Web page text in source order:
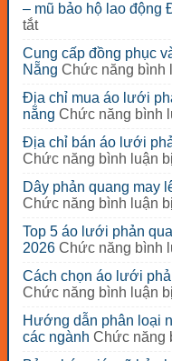
– mũ bảo hộ lao động
tắtở
phân
biệt
chất
lượng
các
loại
nón
hộ
lao
–
mũ
bảo
hộ
lao
động
Đà
Cung cấp đồng phục
Nẵng Chức năng bình
Địa chỉ mua áo lưới
nẵng Chức năng bình
Địa chỉ bán áo lưới
Chức năng bình luận
Dây phản quang may
Chức năng bình luận
Top 5 áo lưới phản
2026 Chức năng bình
Cách chọn áo lưới
Chức năng bình luận
Hướng dẫn phân loại
các ngành Chức năng